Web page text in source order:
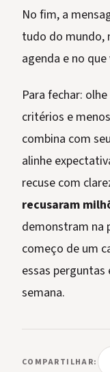
No fim, a
tudo do mundo,
agenda e no
Para fechar:
critérios e
combina com
alinhe
recuse com
recusaram
demonstram na
começo de um
essas
semana.
COMPARTILHAR: